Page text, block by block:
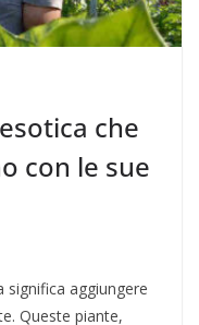
che
con le sue
significa aggiungere
Queste piante,